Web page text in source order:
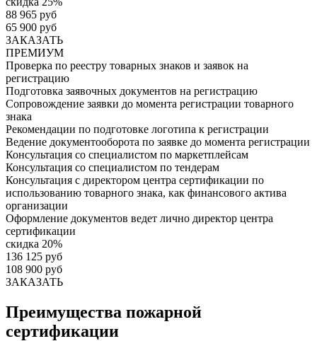
88 965 руб
65 900 руб
ЗАКАЗАТЬ
ПРЕМИУМ
Проверка по реестру товарных знаков и заявок на
регистрацию
Подготовка заявочных документов на регистрацию
Сопровождение заявки до момента регистрации товарного
знака
Рекомендации по подготовке логотипа к регистрации
Ведение документооборота по заявке до момента регистрации
Консультация со специалистом по маркетплейсам
Консультация со специалистом по тендерам
Консультация с директором центра сертификации по
использованию товарного знака, как финансового актива
организации
Оформление документов ведет лично директор центра
сертификации
скидка 20%
136 125 руб
108 900 руб
ЗАКАЗАТЬ
Преимущества пожарной
сертификации